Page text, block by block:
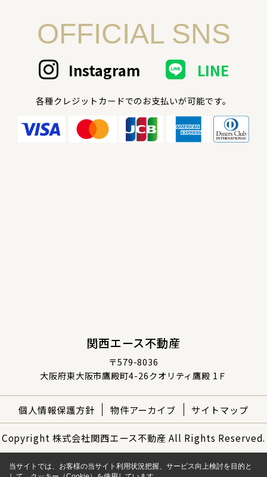
OFFICIAL SNS
Instagram LINE
各種クレジットカードでのお支払いが可能です。
関西エース不動産
〒579-8036
大阪府東大阪市鷹殿町4-26クオリティ鷹殿 1Ｆ
個人情報保護方針 物件アーカイブ サイトマップ
Copyright 株式会社関西エース不動産 All Rights Reserved.
当サイトでは、お客様の当サイト利用状況把握、サービス向上検討を目的と